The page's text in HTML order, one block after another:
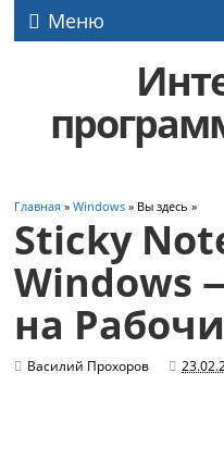
Меню
Главная »Windows » Вы здесь »
Sticky
Windows
на
Василий Прохоров